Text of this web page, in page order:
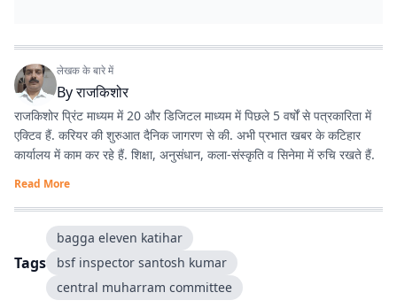
लेखक के बारे में
Byराजकिशोर
राजकिशोर प्रिंट माध्यम में 20 और डिजिटल माध्यम में पिछले 5 वर्षों से पत्रकारिता में
एक्टिव हैं. करियर की शुरुआत दैनिक जागरण से की. अभी प्रभात खबर के कटिहार
कार्यालय में काम कर रहे हैं. शिक्षा, अनुसंधान, कला-संस्कृति व सिनेमा में रुचि रखते हैं.
Read More
Tags
bagga eleven katihar
bsf inspector santosh kumar
central muharram committee